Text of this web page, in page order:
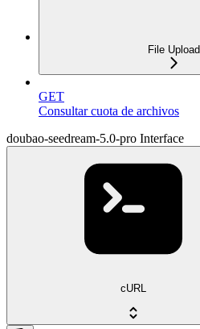
File Upload
GET
Consultar cuota de archivos
doubao-seedream-5.0-pro Interface
cURL